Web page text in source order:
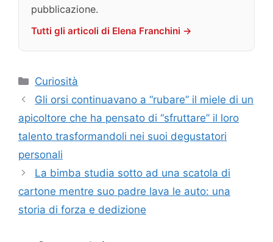
pubblicazione.
Tutti gli articoli di Elena Franchini →
Categorie
Curiosità
Gli orsi continuavano a “rubare” il miele di un
apicoltore che ha pensato di “sfruttare” il loro
talento trasformandoli nei suoi degustatori
personali
La bimba studia sotto ad una scatola di
cartone mentre suo padre lava le auto: una
storia di forza e dedizione